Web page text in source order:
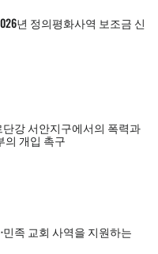
년 정의평화사역 보조금 신
강 서안지구에서의 폭력과
의 개입 촉구
족 교회 사역을 지원하는